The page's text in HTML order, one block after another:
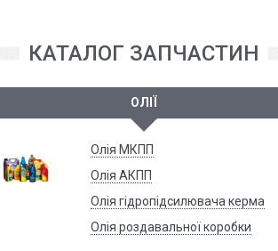
КАТАЛОГ ЗАПЧАСТИН
ОЛІЇ
Олія МКПП
Олія АКПП
Олія гідропідсилювача керма
Олія роздавальної коробки